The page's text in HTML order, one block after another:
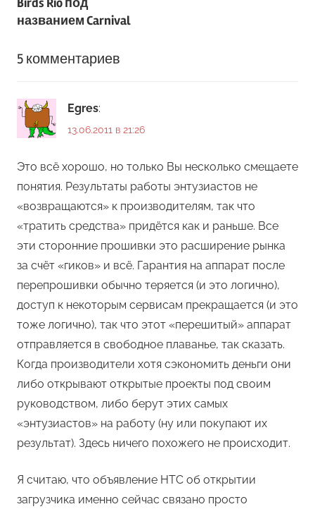
записям
названием Carnival
5 комментариев
Egres:
13.06.2011 в 21:26
Это всё хорошо, но только Вы несколько смещаете
понятия. Результаты работы энтузиастов не
«возвращаются» к производителям, так что
«тратить средства» придётся как и раньше. Все
эти сторонние прошивки это расширение рынка
за счёт «гиков» и всё. Гарантия на аппарат после
перепрошивки обычно теряется (и это логично),
доступ к некоторым сервисам прекращается (и это
тоже логично), так что этот «перешитый» аппарат
отправляется в свободное плаванье, так сказать.
Когда производители хотя сэкономить деньги они
либо открывают открытые проекты под своим
руководством, либо берут этих самых
«энтузиастов» на работу (ну или покупают их
результат). Здесь ничего похожего не происходит.
Я считаю, что объявление HTC об открытии
загрузчика именно сейчас связано просто